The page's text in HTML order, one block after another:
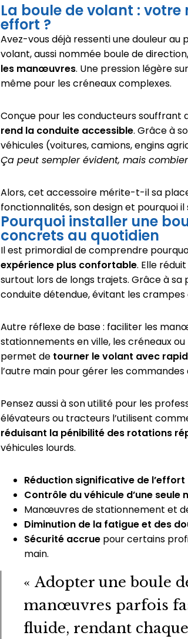
La boule de volant :
effort ?
Avez-vous déjà ressenti une douleur au
volant, aussi nommée boule de
les manœuvres. Une pression légère
même pour les créneaux complexes.
Conçue pour les conducteurs souffrant
rend la conduite accessible. Grâce à
véhicules (voitures, camions, engins
Ça peut sempler évident, mais
Alors, cet accessoire mérite-t-il sa
fonctionnalités, son design et pourquoi
Pourquoi installer une
concrets au quotidien
Il est primordial de comprendre
expérience plus confortable. Elle
surtout lors de longs trajets. Grâce à
conduite détendue, évitant les
Autre réflexe de base : faciliter les
stationnements en ville, les créneaux
permet de tourner le volant avec
l’autre main pour gérer les commandes
Pensez aussi à son utilité pour les
élévateurs ou tracteurs l’utilisent
réduisant la pénibilité des rotations
véhicules lourds.
Réduction significative de l’effort
Contrôle du véhicule d’une seule
Manœuvres de stationnement et
Diminution de la fatigue et des
Sécurité accrue pour certains
main.
« Adopter une boule
manœuvres parfois
fluide, rendant